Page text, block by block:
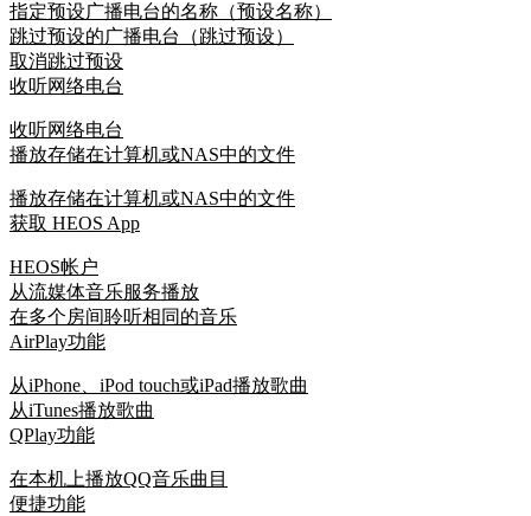
指定预设广播电台的名称（预设名称）
跳过预设的广播电台（跳过预设）
取消跳过预设
收听网络电台
收听网络电台
播放存储在计算机或NAS中的文件
播放存储在计算机或NAS中的文件
获取 HEOS App
HEOS帐户
从流媒体音乐服务播放
在多个房间聆听相同的音乐
AirPlay功能
从iPhone、iPod touch或iPad播放歌曲
从iTunes播放歌曲
QPlay功能
在本机上播放QQ音乐曲目
便捷功能